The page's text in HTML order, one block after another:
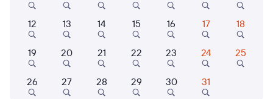
Выберите дату
148И Проходящий 6,6
04:48 05:17
29 м в пути
12 13 14 15 16 17 18
19 20 21 22 23 24 25
26 27 28 29 30 31